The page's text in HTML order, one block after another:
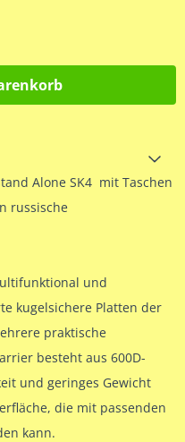
Alone SK4 mit Taschen
russische
und
kugelsichere Platten der
praktische
besteht aus 600D-
und geringes Gewicht
die mit passenden
kann.